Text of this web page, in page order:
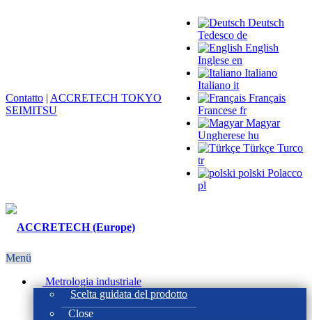
Deutsch
Tedesco de
English
Inglese en
Italiano
Italiano it
Français
Francese fr
Magyar
Ungherese hu
Türkçe Turco
tr
polski Polacco
pl
Contatto | ACCRETECH TOKYO
SEIMITSU
Menü
Metrologia industriale
Scelta guidata del prodotto
Close